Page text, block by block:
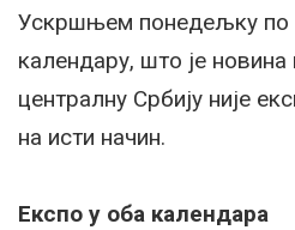
Ускршњем понедељку по
календару, што је новина
централну Србију није
на исти начин.
Експо у оба календара